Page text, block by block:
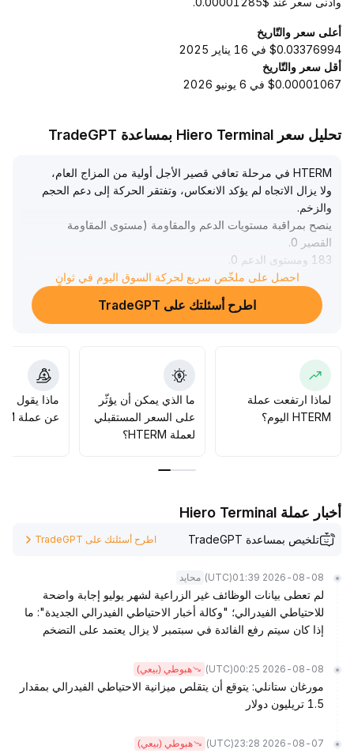
أعلى سعر والتّاريخ
$0.03376994 في 16 يناير 2025
أقل سعر والتّاريخ
$0.00001067 في 6 يونيو 2026
تحليل سعر Hiero Terminal بمساعدة TradeGPT
HTERM في مرحلة تعافي قصير الأجل أولية من المزاج العام،
ولا يزال الاتجاه لم يؤكد الانعكاس، وتفتقر الحركة إلى دعم الحجم
والزخم.
ينصح بمراقبة مستويات الدعم والمقاومة (مستوى المقاومة
القصير 0
.
183 ومستوى الدعم 0
158)، وإذا حدث اختراق فعّال مصحوب بالحجم، يمكن النظر في
الدخول المتقطع
قبل التأكيد، حافظ على الحذر والتوقف الصارم للخسائر
متزايدين، لتجنب خطر اختراق وهمي ومنع الانعكاس السعري
احصل على ملخّص سريع لحركة السوق اليوم في ثوانٍ
اطرح أسئلتك على TradeGPT
لماذا ارتفعت عملة
HTERM اليوم؟
ما الذي يمكن أن يؤثّر
على السعر المستقبلي
لعملة HTERM؟
ماذا يقول
عن عملة HTERM؟
أخبار عملة Hiero Terminal
تلخيص بمساعدة TradeGPT اطرح أسئلتك على TradeGPT
2026-08-08 01:39
(UTC) محايد
لم تعطى بيانات الوظائف غير الزراعية لشهر يوليو إجابة واضحة
للاحتياطي الفيدرالي؛ "وكالة أخبار الاحتياطي الفيدرالي الجديدة": ما
إذا كان سيتم رفع الفائدة في سبتمبر لا يزال يعتمد على التضخم
2026-08-08 00:25
(UTC) هبوطي (بيعي)
مورغان ستانلي: يتوقع أن يتقلص ميزانية الاحتياطي الفيدرالي بمقدار
1.5 تريليون دولار
2026-08-07 23:28
(UTC) هبوطي (بيعي)